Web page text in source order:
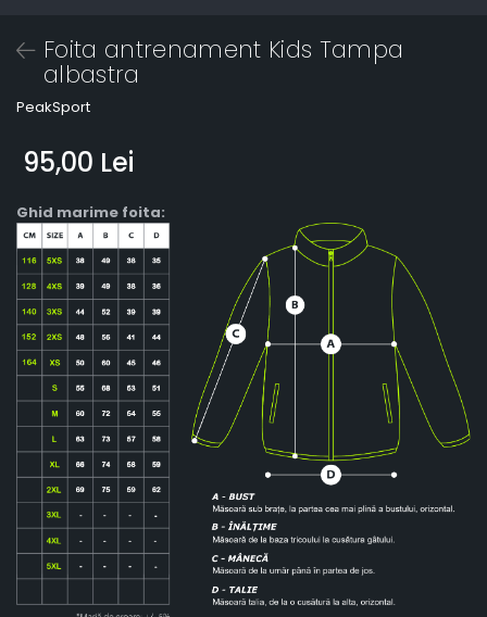
Foita antrenament Kids Tampa
albastra
PeakSport
95,00 Lei
Ghid marime foita: